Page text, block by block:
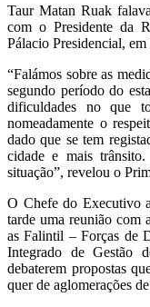
Taur Matan Ruak
com o Presidente da
Pálacio Presidencial,
“Falámos sobre as
segundo período do
dificuldades no que
nomeadamente o
dado que se tem
cidade e mais
situação”, revelou o
O Chefe do Executivo
tarde uma reunião
as Falintil – Forças de
Integrado de Gestão
debaterem propostas
quer de aglomerações